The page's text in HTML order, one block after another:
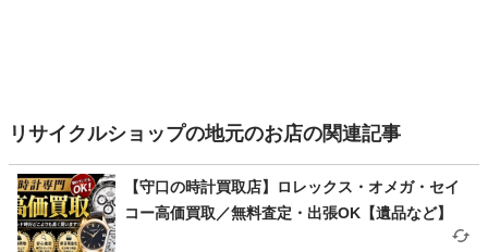
リサイクルショップの地元のお店の関連記事
【守口の時計買取店】ロレックス・オメガ・セイ
コー高価買取／無料査定・出張OK【遺品など】